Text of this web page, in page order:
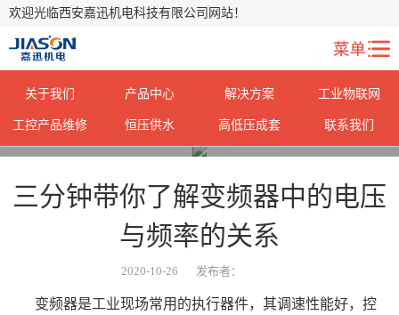
欢迎光临西安嘉迅机电科技有限公司网站！
关于我们 产品中心 解决方案 工业物联网
工控产品维修 恒压供水 高低压成套
联系我们
三分钟带你了解变频器中的电压
与频率的关系
2020-10-26 发布者：
变频器是工业现场常用的执行器件，其调速性能好，控